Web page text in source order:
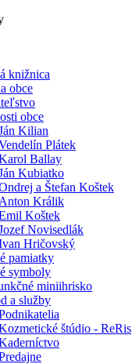
knižnica
obce
obce
Kilian
Plátek
Ballay
Kubiatko
a Štefan Koštek
Anton Králik
Koštek
Novisedlák
Hričovský
pamiatky
symboly
miniihrisko
a služby
štúdio - ReRis